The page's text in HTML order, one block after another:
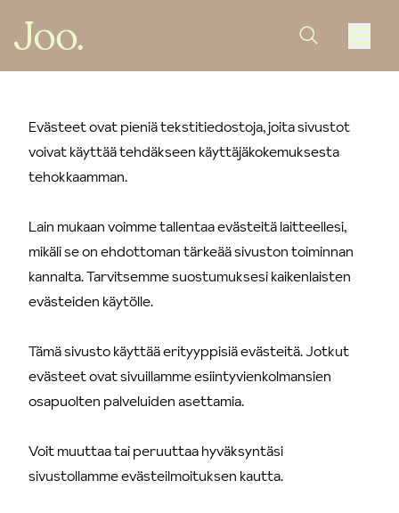
Evästeet ovat pieniä tekstitiedostoja, joita sivustot
voivat käyttää tehdäkseen käyttäjäkokemuksesta
tehokkaamman.
Lain mukaan voimme tallentaa evästeitä laitteellesi,
mikäli se on ehdottoman tärkeää sivuston toiminnan
kannalta. Tarvitsemme suostumuksesi kaikenlaisten
evästeiden käytölle.
Tämä sivusto käyttää erityyppisiä evästeitä. Jotkut
evästeet ovat sivuillamme esiintyvienkolmansien
osapuolten palveluiden asettamia.
Voit muuttaa tai peruuttaa hyväksyntäsi
sivustollamme evästeilmoituksen kautta.